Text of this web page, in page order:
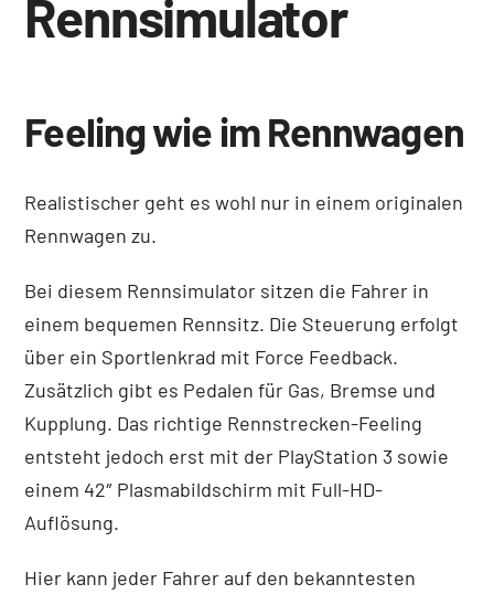
Rennsimulator
Feeling wie im Rennwagen
Realistischer geht es wohl nur in einem originalen
Rennwagen zu.
Bei diesem Rennsimulator sitzen die Fahrer in
einem bequemen Rennsitz. Die Steuerung erfolgt
über ein Sportlenkrad mit Force Feedback.
Zusätzlich gibt es Pedalen für Gas, Bremse und
Kupplung. Das richtige Rennstrecken-Feeling
entsteht jedoch erst mit der PlayStation 3 sowie
einem 42″ Plasmabildschirm mit Full-HD-
Auflösung.
Hier kann jeder Fahrer auf den bekanntesten